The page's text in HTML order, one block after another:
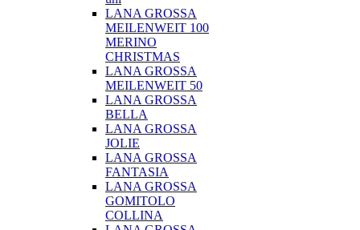
LANA GROSSA
MEILENWEIT 100
MERINO
CHRISTMAS
LANA GROSSA
MEILENWEIT 50
LANA GROSSA
BELLA
LANA GROSSA
JOLIE
LANA GROSSA
FANTASIA
LANA GROSSA
GOMITOLO
COLLINA